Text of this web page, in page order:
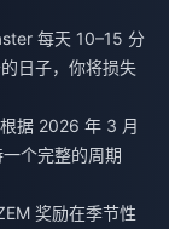
每天 10–15 分
日子，你将损失
据 2026 年 3 月
个完整的周期
奖励在季节性